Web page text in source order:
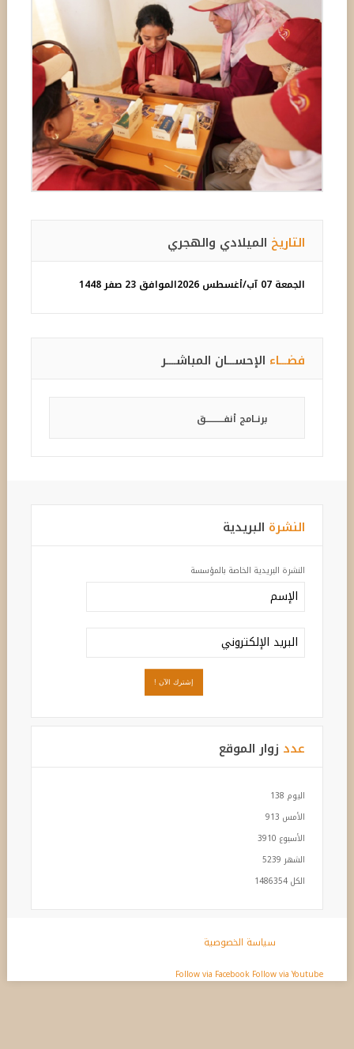
التاريخ الميلادي والهجري
الجمعة 07 آب/أغسطس 2026 الموافق 23 صفر 1448
فضـــاء الإحســـان المباشــــر
برنــامج أنفـــــــــــق
النشرة البريدية
النشرة البريدية الخاصة بالمؤسسة
عدد زوار الموقع
اليوم 138
الأمس 913
الأسبوع 3910
الشهر 5239
الكل 1486354
سياسة الخصوصية
Follow via Facebook Follow via Youtube